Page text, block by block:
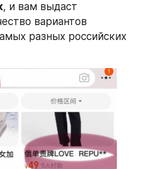
, и вам выдаст
вариантов
разных российских